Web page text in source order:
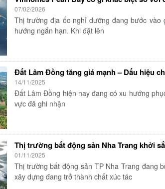
07/02/2026
Thị trường địa ốc nghỉ dưỡng đang bước
hướng ngắn hạn. Khi đặt lên
Đất Lâm Đồng tăng giá mạnh – Dấu hiệu
14/11/2025
Đất Lâm Đồng hiện nay đang có xu hướng
vực đã ghi nhận
Thị trường bất động sản Nha Trang khởi
01/11/2025
Thị trường bất động sản TP Nha Trang đang
xây dựng đang trở thành chất xúc tác